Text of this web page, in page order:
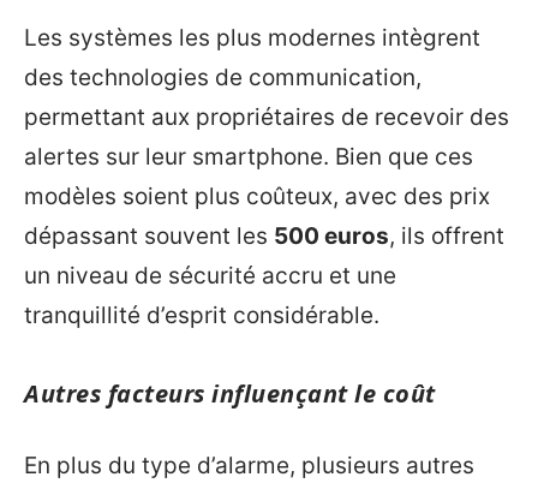
Les systèmes les plus modernes intègrent
des technologies de communication,
permettant aux propriétaires de recevoir des
alertes sur leur smartphone. Bien que ces
modèles soient plus coûteux, avec des prix
dépassant souvent les 500 euros, ils offrent
un niveau de sécurité accru et une
tranquillité d’esprit considérable.
Autres facteurs influençant le coût
En plus du type d’alarme, plusieurs autres